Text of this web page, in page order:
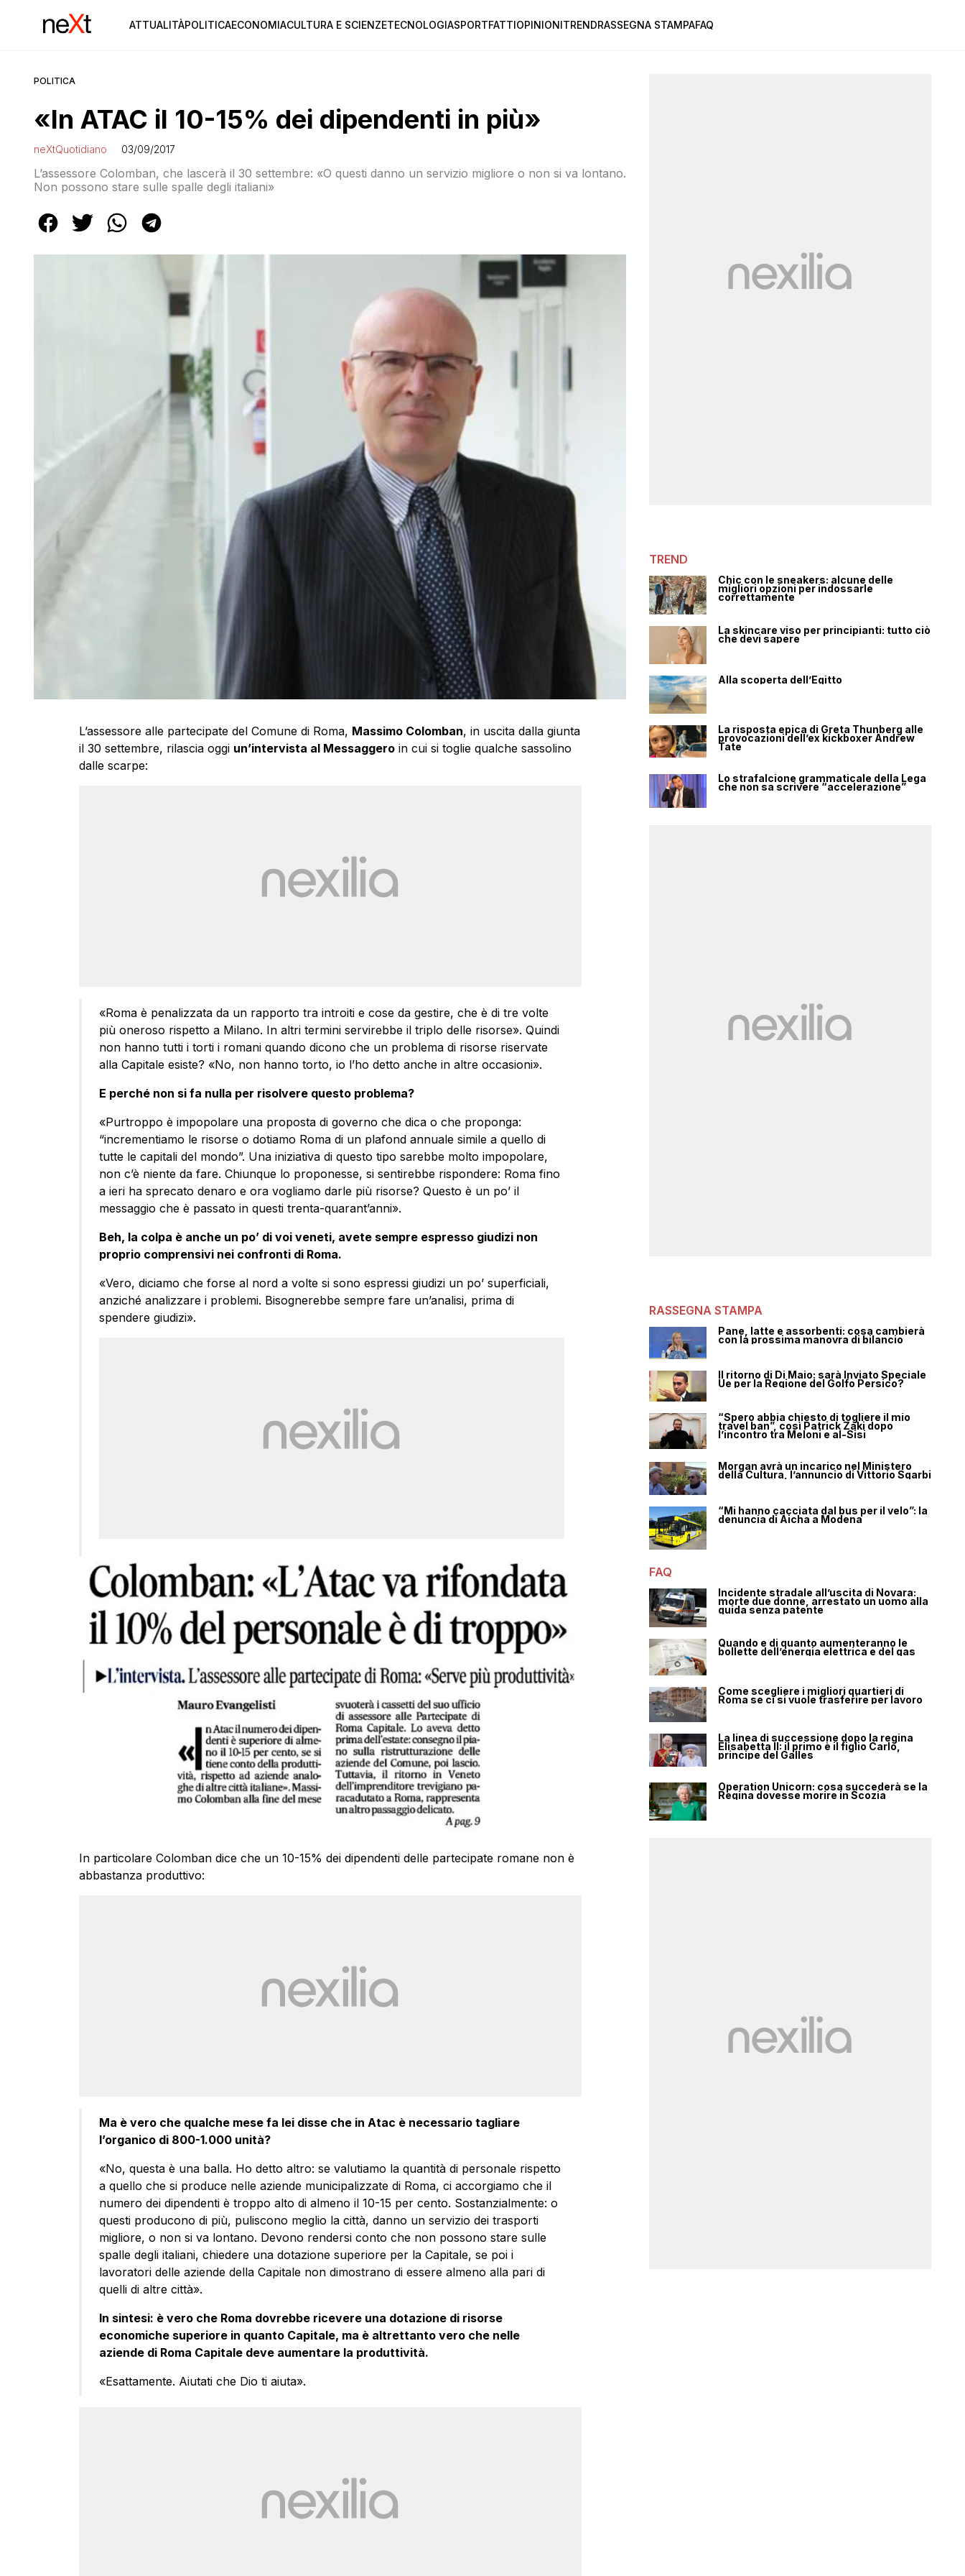
ATTUALITÀPOLITICAECONOMIACULTURA E SCIENZETECNOLOGIASPORTFATTIOPINIONITRENDRASSEGNA STAMPAFAQ
POLITICA
«In ATAC il 10-15% dei dipendenti in più»
neXtQuotidiano 03/09/2017
L’assessore Colomban, che lascerà il 30 settembre: «O questi danno un servizio migliore o non si va lontano.
Non possono stare sulle spalle degli italiani»
L’assessore alle partecipate del Comune di Roma, Massimo Colomban, in uscita dalla giunta
il 30 settembre, rilascia oggi un’intervista al Messaggeroin cui si toglie qualche sassolino
dalle scarpe:
«Roma è penalizzata da un rapporto tra introiti e cose da gestire, che è di tre volte
più oneroso rispetto a Milano. In altri termini servirebbe il triplo delle risorse». Quindi
non hanno tutti i torti i romani quando dicono che un problema di risorse riservate
alla Capitale esiste? «No, non hanno torto, io l’ho detto anche in altre occasioni».
E perché non si fa nulla per risolvere questo problema?
«Purtroppo è impopolare una proposta di governo che dica o che proponga:
“incrementiamo le risorse o dotiamo Roma di un plafond annuale simile a quello di
tutte le capitali del mondo”. Una iniziativa di questo tipo sarebbe molto impopolare,
non c’è niente da fare. Chiunque lo proponesse, si sentirebbe rispondere: Roma fino
a ieri ha sprecato denaro e ora vogliamo darle più risorse? Questo è un po’ il
messaggio che è passato in questi trenta-quarant’anni».
Beh, la colpa è anche un po’ di voi veneti, avete sempre espresso giudizi non
proprio comprensivi nei confronti di Roma.
«Vero, diciamo che forse al nord a volte si sono espressi giudizi un po’ superficiali,
anziché analizzare i problemi. Bisognerebbe sempre fare un’analisi, prima di
spendere giudizi».
In particolare Colomban dice che un 10-15% dei dipendenti delle partecipate romane non è
abbastanza produttivo:
Ma è vero che qualche mese fa lei disse che in Atac è necessario tagliare
l’organico di 800-1.000 unità?
«No, questa è una balla. Ho detto altro: se valutiamo la quantità di personale rispetto
a quello che si produce nelle aziende municipalizzate di Roma, ci accorgiamo che il
numero dei dipendenti è troppo alto di almeno il 10-15 per cento. Sostanzialmente: o
questi producono di più, puliscono meglio la città, danno un servizio dei trasporti
migliore, o non si va lontano. Devono rendersi conto che non possono stare sulle
spalle degli italiani, chiedere una dotazione superiore per la Capitale, se poi i
lavoratori delle aziende della Capitale non dimostrano di essere almeno alla pari di
quelli di altre città».
In sintesi: è vero che Roma dovrebbe ricevere una dotazione di risorse
economiche superiore in quanto Capitale, ma è altrettanto vero che nelle
aziende di Roma Capitale deve aumentare la produttività.
«Esattamente. Aiutati che Dio ti aiuta».
TREND
Chic con le sneakers: alcune delle
migliori opzioni per indossarle
correttamente
La skincare viso per principianti: tutto ciò
che devi sapere
Alla scoperta dell’Egitto
La risposta epica di Greta Thunberg alle
provocazioni dell’ex kickboxer Andrew
Tate
Lo strafalcione grammaticale della Lega
che non sa scrivere “accelerazione”
RASSEGNA STAMPA
Pane, latte e assorbenti: cosa cambierà
con la prossima manovra di bilancio
Il ritorno di Di Maio: sarà Inviato Speciale
Ue per la Regione del Golfo Persico?
“Spero abbia chiesto di togliere il mio
travel ban”, così Patrick Zaki dopo
l’incontro tra Meloni e al-Sisi
Morgan avrà un incarico nel Ministero
della Cultura, l’annuncio di Vittorio Sgarbi
“Mi hanno cacciata dal bus per il velo”: la
denuncia di Aicha a Modena
FAQ
Incidente stradale all’uscita di Novara:
morte due donne, arrestato un uomo alla
guida senza patente
Quando e di quanto aumenteranno le
bollette dell’energia elettrica e del gas
Come scegliere i migliori quartieri di
Roma se ci si vuole trasferire per lavoro
La linea di successione dopo la regina
Elisabetta II: il primo è il figlio Carlo,
principe del Galles
Operation Unicorn: cosa succederà se la
Regina dovesse morire in Scozia